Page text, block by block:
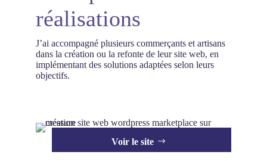
réalisations
J’ai accompagné plusieurs commerçants et artisans
dans la création ou la refonte de leur site web, en
implémentant des solutions adaptées selon leurs
objectifs.
Voir le site